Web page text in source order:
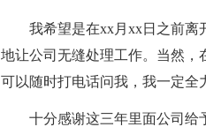
我希望是在xx月xx日之前离
地让公司无缝处理工作。当然，
可以随时打电话问我，我一定全
十分感谢这三年里面公司给